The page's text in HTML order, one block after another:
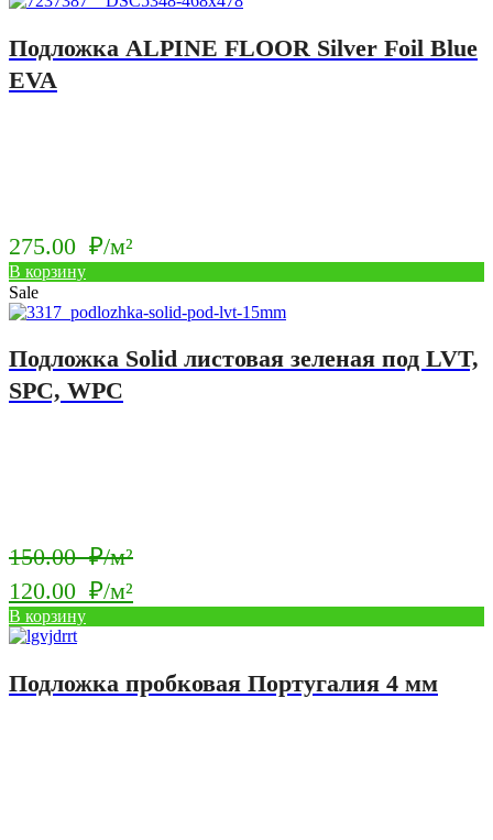
Подложка ALPINE FLOOR Silver Foil Blue
EVA
275.00 ₽/м²
В корзину
Sale
Подложка Solid листовая зеленая под LVT,
SPC, WPC
150.00₽/м²Первоначальная
составляла
м².
120.00 ₽/м²
Текущая
цена:
120.00
В корзину
Подложка пробковая Португалия 4 мм